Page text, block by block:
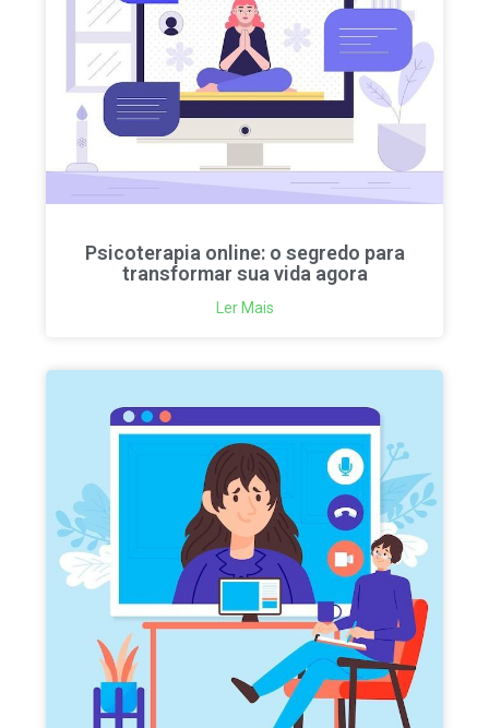
Psicoterapia online: o segredo para
transformar sua vida agora
Ler Mais